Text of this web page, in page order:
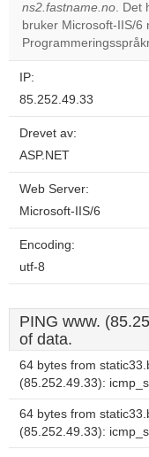
ns2.fastname.no. Det
bruker Microsoft-IIS/6
IP:
85.252.49.33
Drevet av:
ASP.NET
Web Server:
Microsoft-IIS/6
Encoding:
utf-8
PING www.
of data.
64 bytes from
(85.252.49.33):
64 bytes from
(85.252.49.33):